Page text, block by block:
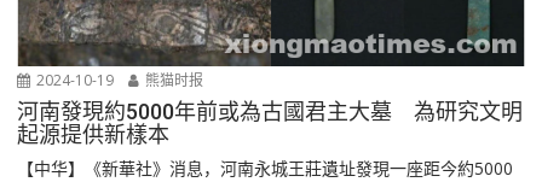
2024-10-19 熊猫时报
河南發現約5000年前或為古國君主大墓 為研究文明
起源提供新樣本
【中华】《新華社》消息，河南永城王莊遺址發現一座距今約5000